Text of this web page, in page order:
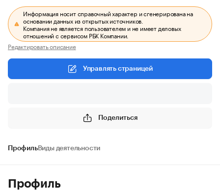
Информация носит справочный характер и сгенерирована на
основании данных из открытых источников.
Компания не является пользователем и не имеет деловых
отношений с сервисом РБК Компании.
Редактировать описание
Управлять страницей
Поделиться
ПрофильВиды деятельности
Профиль